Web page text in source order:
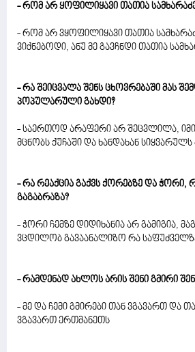
- რომ არ ყოფილიყავი თათია
- რომ არ ვყოფილიყავი თათია
ვიქნებოდი, ანუ მე გავჩნდი თათია
- რა შეიცვალა შენს ცხოვრებაში მას
პოპულარული გახდი?
- საერთოდ არაფერი არ შეცვლილა,
მცნობს ქუჩაში და ხანდახან სიყვარულს
- რა რეაქცია გაქვს ქორებზე და ჭორი,
გაგაბრაზა?
- ჭორი ჩემზე დიდიხანია არ გამიგია,
ვცდილობ გავაანალიზო რა
- რამდენად ახლოს არის შენი გმირი
- მე და ჩემი გმირები თან ვგავართ და
ვგავართ ერთმანეთს